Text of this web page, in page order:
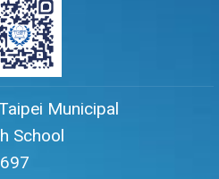
Municipal
School